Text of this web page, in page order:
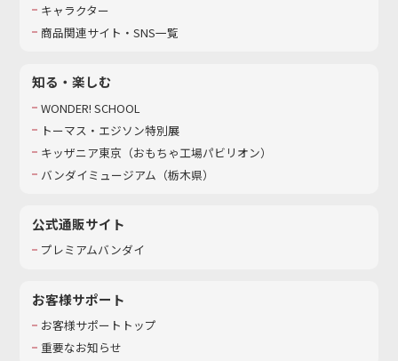
キャラクター
商品関連サイト・SNS一覧
知る・楽しむ
WONDER! SCHOOL
トーマス・エジソン特別展
キッザニア東京（おもちゃ工場パビリオン）​
バンダイミュージアム（栃木県）
公式通販サイト
プレミアムバンダイ
お客様サポート
お客様サポートトップ
重要なお知らせ